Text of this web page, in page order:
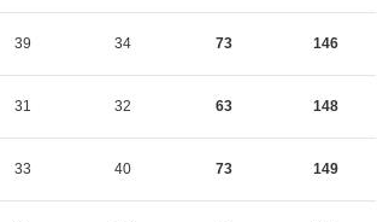
39 34 73 146
31 32 63 148
33 40 73 149